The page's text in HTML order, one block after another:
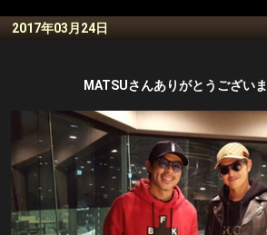
2017年03月24日
MATSUさんありがとうござい